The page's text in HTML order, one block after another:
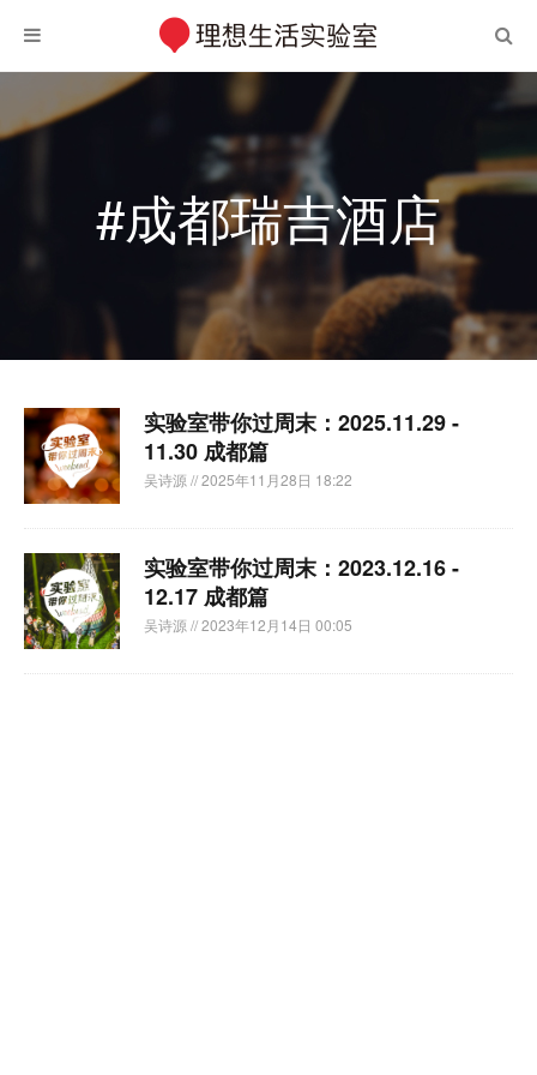
#成都瑞吉酒店
实验室带你过周末：2025.11.29 -
11.30 成都篇
吴诗源 // 2025年11月28日 18:22
实验室带你过周末：2023.12.16 -
12.17 成都篇
吴诗源 // 2023年12月14日 00:05